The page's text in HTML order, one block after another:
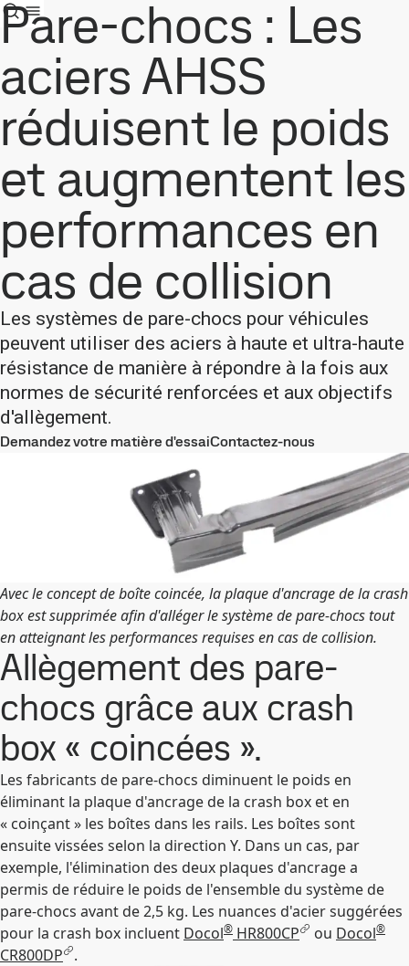
Pare-chocs : Les
aciers AHSS
réduisent le poids
et augmentent les
performances en
cas de collision
Les systèmes de pare-chocs pour véhicules
peuvent utiliser des aciers à haute et ultra-haute
résistance de manière à répondre à la fois aux
normes de sécurité renforcées et aux objectifs
d'allègement.
Demandez votre matière d'essaiContactez-nous
Avec le concept de boîte coincée, la plaque d'ancrage de la crash
box est supprimée afin d'alléger le système de pare-chocs tout
en atteignant les performances requises en cas de collision.
Allègement des pare-
chocs grâce aux crash
box « coincées ».
Les fabricants de pare-chocs diminuent le poids en
éliminant la plaque d'ancrage de la crash box et en
« coinçant » les boîtes dans les rails. Les boîtes sont
ensuite vissées selon la direction Y. Dans un cas, par
exemple, l'élimination des deux plaques d'ancrage a
permis de réduire le poids de l'ensemble du système de
pare-chocs avant de 2,5 kg. Les nuances d'acier suggérées
pour la crash box incluent Docol® HR800CP ou Docol®
CR800DP .